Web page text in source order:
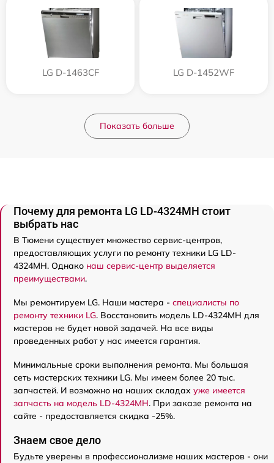
LG D-1463CF LG D-1452WF
Показать больше
Почему для ремонта LG LD-4324MH стоит
выбрать нас
В Тюмени существует множество сервис-центров,
предоставляющих услуги по ремонту техники LG LD-
4324MH. Однако наш сервис-центр выделяется
преимуществами.
Мы ремонтируем LG. Наши мастера - специалисты по
ремонту техники LG. Восстановить модель LD-4324MH для
мастеров не будет новой задачей. На все виды
проведенных работ у нас имеется гарантия.
Минимальные сроки выполнения ремонта. Мы большая
сеть мастерских техники LG. Мы имеем более 20 тыс.
запчастей. И возможно на наших складах уже имеется
запчасть на модель LD-4324MH. При заказе ремонта на
сайте - предоставляется скидка -25%.
Знаем свое дело
Будьте уверены в профессионализме наших мастеров - они